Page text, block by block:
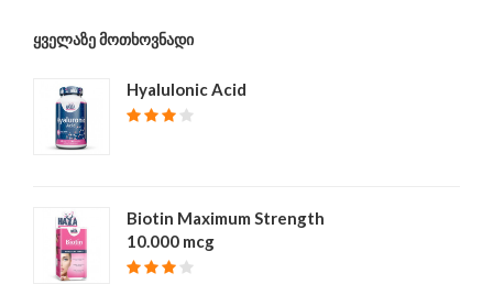
ᲧᲕᲔᲚᲐᲖᲔ ᲛᲝᲗᲮᲝᲕᲜᲐᲓᲘ
Hyalulonic Acid
Biotin Maximum Strength
10.000 mcg